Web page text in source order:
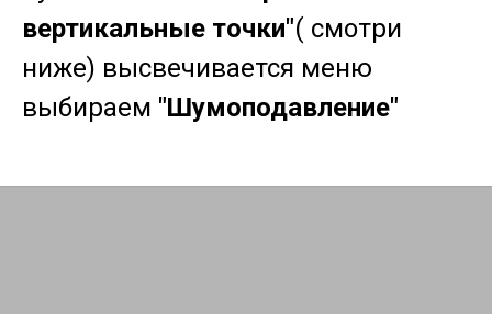
вертикальные точки"( смотри
ниже) высвечивается меню
выбираем "Шумоподавление"